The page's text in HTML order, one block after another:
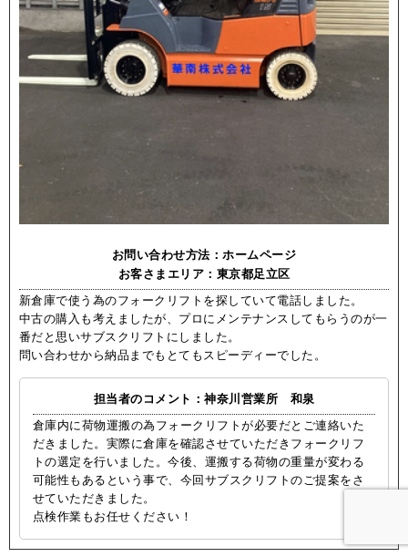
お問い合わせ方法：ホームページ
お客さまエリア：東京都足立区
新倉庫で使う為のフォークリフトを探していて電話しました。
中古の購入も考えましたが、プロにメンテナンスしてもらうのが一
番だと思いサブスクリフトにしました。
問い合わせから納品までもとてもスピーディーでした。
担当者のコメント：神奈川営業所 和泉
倉庫内に荷物運搬の為フォークリフトが必要だとご連絡いた
だきました。実際に倉庫を確認させていただきフォークリフ
トの選定を行いました。今後、運搬する荷物の重量が変わる
可能性もあるという事で、今回サブスクリフトのご提案をさ
せていただきました。
点検作業もお任せください！